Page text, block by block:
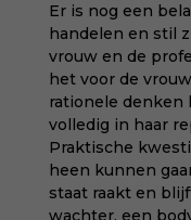
Er is nog een
handelen en stil
vrouw en de
het voor de
rationele denken
volledig in haar
Praktische
heen kunnen
staat raakt en
wachter, een